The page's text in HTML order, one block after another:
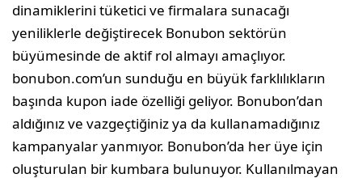
dinamiklerini tüketici ve firmalara sunacağı
yeniliklerle değiştirecek Bonubon sektörün
büyümesinde de aktif rol almayı amaçlıyor.
bonubon.com’un sunduğu en büyük farklılıkların
başında kupon iade özelliği geliyor. Bonubon’dan
aldığınız ve vazgeçtiğiniz ya da kullanamadığınız
kampanyalar yanmıyor. Bonubon’da her üye için
oluşturulan bir kumbara bulunuyor. Kullanılmayan